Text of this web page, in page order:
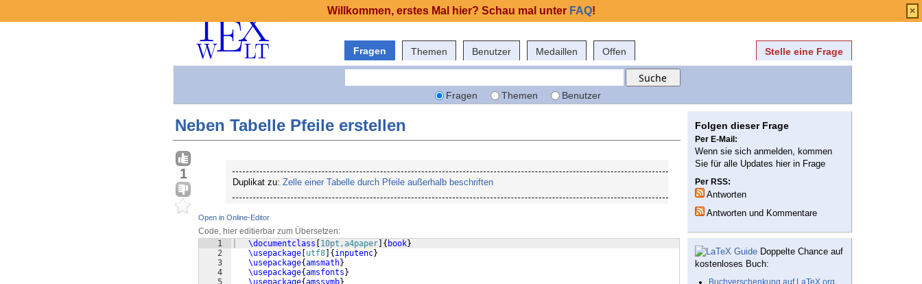
Fragen Themen Benutzer Medaillen Offen Stelle eine Frage
Fragen Themen Benutzer
Neben Tabelle Pfeile erstellen
1
Duplikat zu: Zelle einer Tabelle durch Pfeile außerhalb beschriften
Open in Online-Editor
Code, hier editierbar zum Übersetzen:
1
2
3
4
5
\documentclass [10pt,a4paper] { book}
\usepackage [utf8] {inputenc}
\usepackage{amsmath}
\usepackage{amsfonts}
\usepackage{amssymb}
Folgen dieser Frage
Per E-Mail:
Wenn sie sich anmelden, kommen
Sie für alle Updates hier in Frage
Per RSS:
Antworten
Antworten und Kommentare
Doppelte Chance auf
kostenloses Buch:
Willkommen, erstes Mal hier? Schau mal unter FAQ! ×